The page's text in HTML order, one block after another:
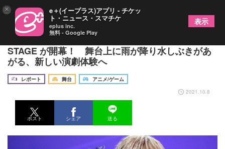
鈴木拡樹・荒牧慶彦Ｗ主演の「バクマン。」THE
STAGE が開幕！ 舞台上に雨が降り水しぶきがあ
がる、新しい演劇体験へ
レポート 舞台
アニメ/ゲーム
2021.10.8
ポスト シェア 送る
× e＋(イープラス)アプリ - チケッ
ト・ニュース・スマチケ
eplus inc.
無料 - Google Play
表示